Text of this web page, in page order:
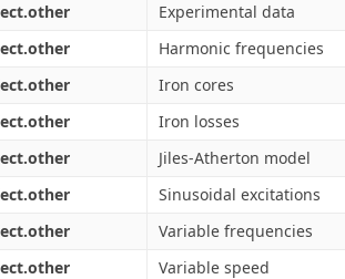
Experimental data
Harmonic frequencies
Iron cores
Iron losses
Jiles-Atherton model
Sinusoidal excitations
Variable frequencies
Variable speed